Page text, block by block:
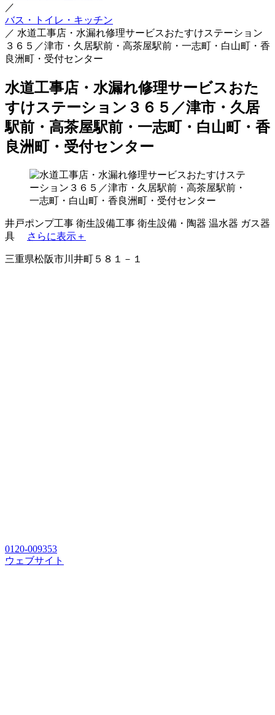
／
バス・トイレ・キッチン
／ 水道工事店・水漏れ修理サービスおたすけステーション
３６５／津市・久居駅前・高茶屋駅前・一志町・白山町・香
良洲町・受付センター
水道工事店・水漏れ修理サービスおた
すけステーション３６５／津市・久居
駅前・高茶屋駅前・一志町・白山町・香
良洲町・受付センター
井戸ポンプ工事 衛生設備工事 衛生設備・陶器 温水器 ガス器
具
さらに表示＋
三重県松阪市川井町５８１－１
0120-009353
ウェブサイト